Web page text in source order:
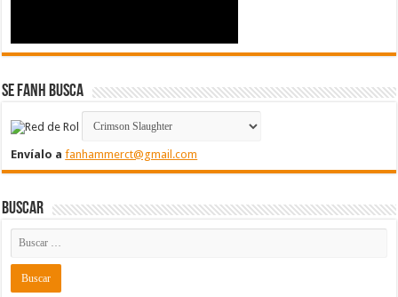
Se FanH Busca
Envíalo afanhammerct@gmail.com
Buscar